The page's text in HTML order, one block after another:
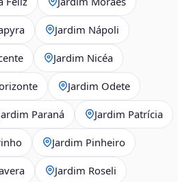
Jardim Nápoli
Jardim Nicéa
Jardim Odete
Paraná Jardim Patrícia
Jardim Pinheiro
Jardim Roseli